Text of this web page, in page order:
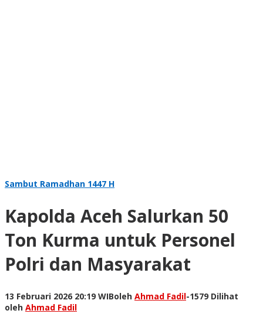
Sambut Ramadhan 1447 H
Kapolda Aceh Salurkan 50
Ton Kurma untuk Personel
Polri dan Masyarakat
13 Februari 2026 20:19 WIBoleh Ahmad Fadil-1579 Dilihat
oleh Ahmad Fadil